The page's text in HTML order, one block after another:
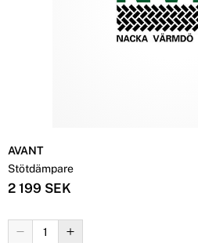
AVANT
Stötdämpare
2 199 SEK